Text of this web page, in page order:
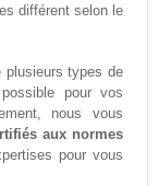
différent selon le
types de
pour vos
nous vous
aux normes
pour vous